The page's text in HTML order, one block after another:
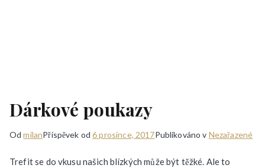
Dárkové poukazy
OdmilanPříspěvek od6 prosince, 2017Publikováno v Nezařazené
Trefit se do vkusu našich blízkých může být těžké. Ale to